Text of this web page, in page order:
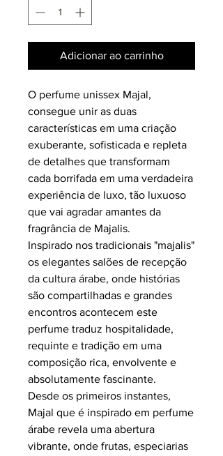
Adicionar ao carrinho
O perfume unissex Majal,
consegue unir as duas
características em uma criação
exuberante, sofisticada e repleta
de detalhes que transformam
cada borrifada em uma verdadeira
experiência de luxo, tão luxuoso
que vai agradar amantes da
fragrância de Majalis.
Inspirado nos tradicionais "majalis"
os elegantes salões de recepção
da cultura árabe, onde histórias
são compartilhadas e grandes
encontros acontecem este
perfume traduz hospitalidade,
requinte e tradição em uma
composição rica, envolvente e
absolutamente fascinante.
Desde os primeiros instantes,
Majal que é inspirado em perfume
árabe revela uma abertura
vibrante, onde frutas, especiarias